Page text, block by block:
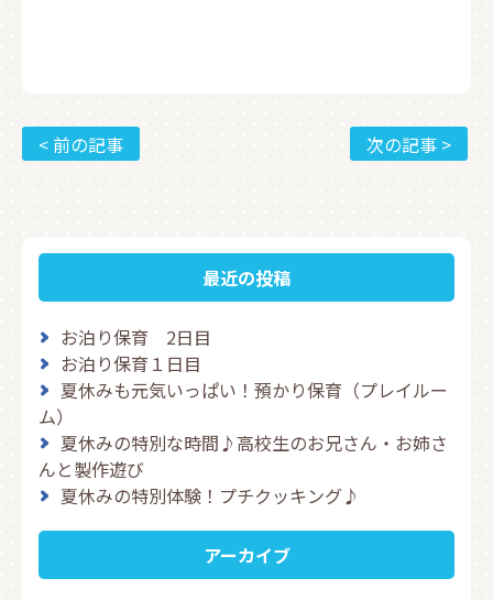
< 前の記事 次の記事 >
最近の投稿
お泊り保育 2日目
お泊り保育１日目
夏休みも元気いっぱい！預かり保育（プレイルー
ム）
夏休みの特別な時間♪高校生のお兄さん・お姉さ
んと製作遊び
夏休みの特別体験！プチクッキング♪
アーカイブ